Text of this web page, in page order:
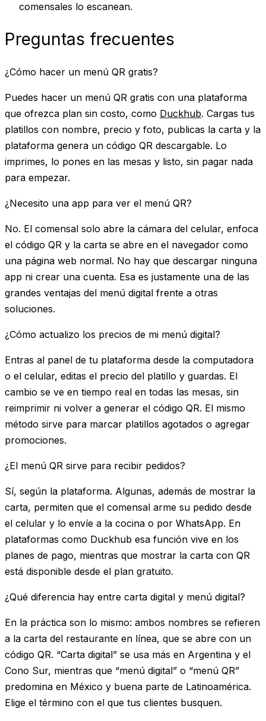
comensales lo escanean.
Preguntas frecuentes
¿Cómo hacer un menú QR gratis?
Puedes hacer un menú QR gratis con una plataforma
que ofrezca plan sin costo, como Duckhub. Cargas tus
platillos con nombre, precio y foto, publicas la carta y la
plataforma genera un código QR descargable. Lo
imprimes, lo pones en las mesas y listo, sin pagar nada
para empezar.
¿Necesito una app para ver el menú QR?
No. El comensal solo abre la cámara del celular, enfoca
el código QR y la carta se abre en el navegador como
una página web normal. No hay que descargar ninguna
app ni crear una cuenta. Esa es justamente una de las
grandes ventajas del menú digital frente a otras
soluciones.
¿Cómo actualizo los precios de mi menú digital?
Entras al panel de tu plataforma desde la computadora
o el celular, editas el precio del platillo y guardas. El
cambio se ve en tiempo real en todas las mesas, sin
reimprimir ni volver a generar el código QR. El mismo
método sirve para marcar platillos agotados o agregar
promociones.
¿El menú QR sirve para recibir pedidos?
Sí, según la plataforma. Algunas, además de mostrar la
carta, permiten que el comensal arme su pedido desde
el celular y lo envíe a la cocina o por WhatsApp. En
plataformas como Duckhub esa función vive en los
planes de pago, mientras que mostrar la carta con QR
está disponible desde el plan gratuito.
¿Qué diferencia hay entre carta digital y menú digital?
En la práctica son lo mismo: ambos nombres se refieren
a la carta del restaurante en línea, que se abre con un
código QR. “Carta digital” se usa más en Argentina y el
Cono Sur, mientras que “menú digital” o “menú QR”
predomina en México y buena parte de Latinoamérica.
Elige el término con el que tus clientes busquen.